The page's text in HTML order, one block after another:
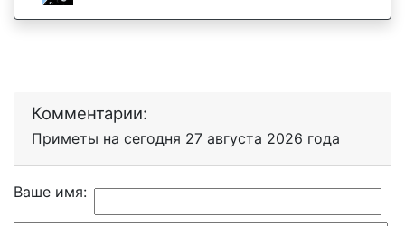
Комментарии:
Приметы на сегодня 27 августа 2026 года
Ваше имя: